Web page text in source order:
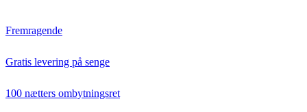
Fremragende
Gratis levering på senge
100 nætters ombytningsret